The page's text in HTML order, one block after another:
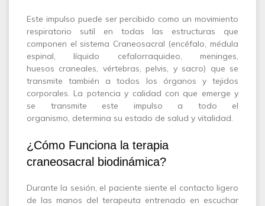
Este impulso puede ser percibido como un movimiento
respiratorio sutil en todas las estructuras que
componen el sistema Craneosacral (encéfalo, médula
espinal, líquido cefalorraquideo, meninges,
huesos craneales, vértebras, pelvis, y sacro) que se
transmite también a todos los órganos y tejidos
corporales. La potencia y calidad con que emerge y
se transmite este impulso a todo el
organismo, determina su estado de salud y vitalidad.
¿Cómo Funciona la terapia
craneosacral biodinámica?
Durante la sesión, el paciente siente el contacto ligero
de las manos del terapeuta entrenado en escuchar